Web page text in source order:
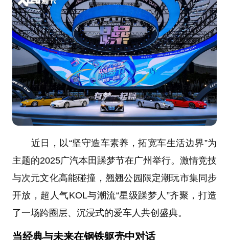
近日，以“坚守造车素养，拓宽车生活边界”为
主题的2025广汽本田躁梦节在广州举行。激情竞技
与次元文化高能碰撞，翘翘公园限定潮玩市集同步
开放，超人气KOL与潮流“星级躁梦人”齐聚，打造
了一场跨圈层、沉浸式的爱车人共创盛典。
当经典与未来在钢铁躯壳中对话